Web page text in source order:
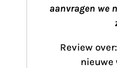
aanvragen we
Review
nieuwe